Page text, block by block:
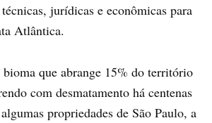
jurídicas e econômicas para
Atlântica.
que abrange 15% do território
com desmatamento há centenas
propriedades de São Paulo, a